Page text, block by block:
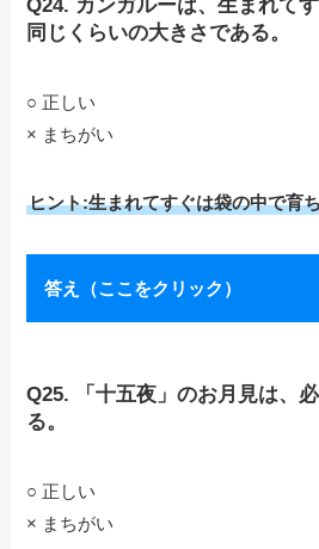
Q24. カンガルーは、生まれて
同じくらいの大きさである。
○ 正しい
× まちがい
ヒント:生まれてすぐは袋の中で育
答え（ここをクリック）
Q25. 「十五夜」のお月見は、
る。
○ 正しい
× まちがい